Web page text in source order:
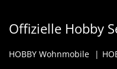
Offizielle Hobby
HOBBY Wohnmobile